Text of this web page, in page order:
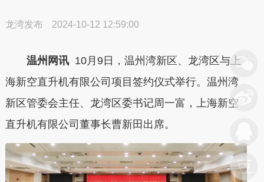
龙湾发布 2024-10-12 12:59:00
温州网讯 10月9日，温州湾新区、龙湾区与上
海新空直升机有限公司项目签约仪式举行。温州湾
新区管委会主任、龙湾区委书记周一富，上海新空
直升机有限公司董事长曹新田出席。